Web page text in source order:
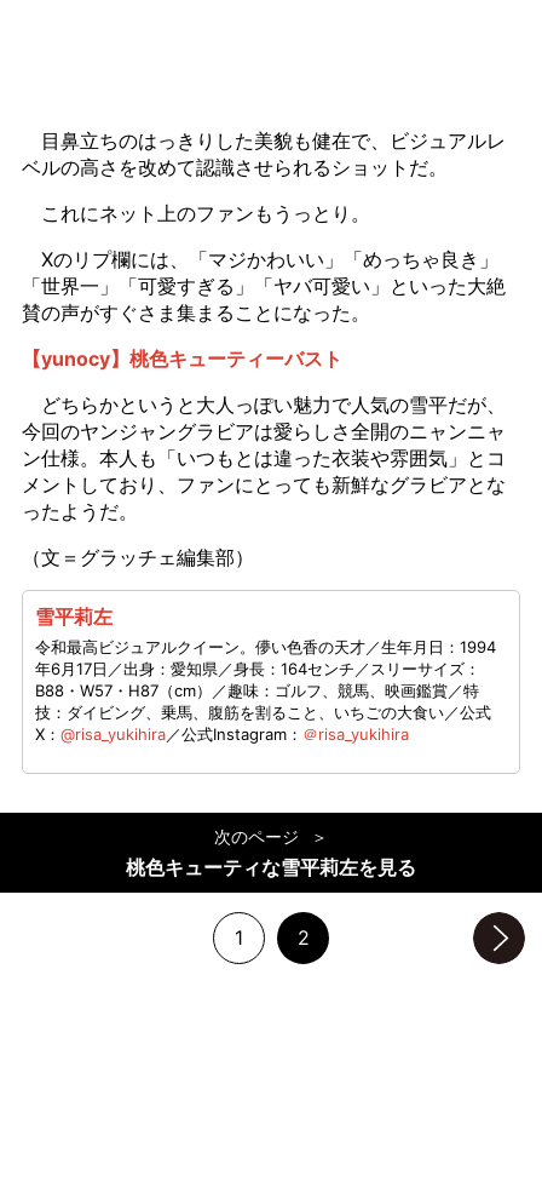
目鼻立ちのはっきりした美貌も健在で、ビジュアルレ
ベルの高さを改めて認識させられるショットだ。
これにネット上のファンもうっとり。
Xのリプ欄には、「マジかわいい」「めっちゃ良き」
「世界一」「可愛すぎる」「ヤバ可愛い」といった大絶
賛の声がすぐさま集まることになった。
【yunocy】桃色キューティーバスト
どちらかというと大人っぽい魅力で人気の雪平だが、
今回のヤンジャングラビアは愛らしさ全開のニャンニャ
ン仕様。本人も「いつもとは違った衣装や雰囲気」とコ
メントしており、ファンにとっても新鮮なグラビアとな
ったようだ。
（文＝グラッチェ編集部）
雪平莉左
令和最高ビジュアルクイーン。儚い色香の天才／生年月日：1994
年6月17日／出身：愛知県／身長：164センチ／スリーサイズ：
B88・W57・H87（cm）／趣味：ゴルフ、競馬、映画鑑賞／特
技：ダイビング、乗馬、腹筋を割ること、いちごの大食い／公式
X： @risa_yukihira／公式Instagram： ＠risa_yukihira
次のページ
桃色キューティな雪平莉左を見る
1 2